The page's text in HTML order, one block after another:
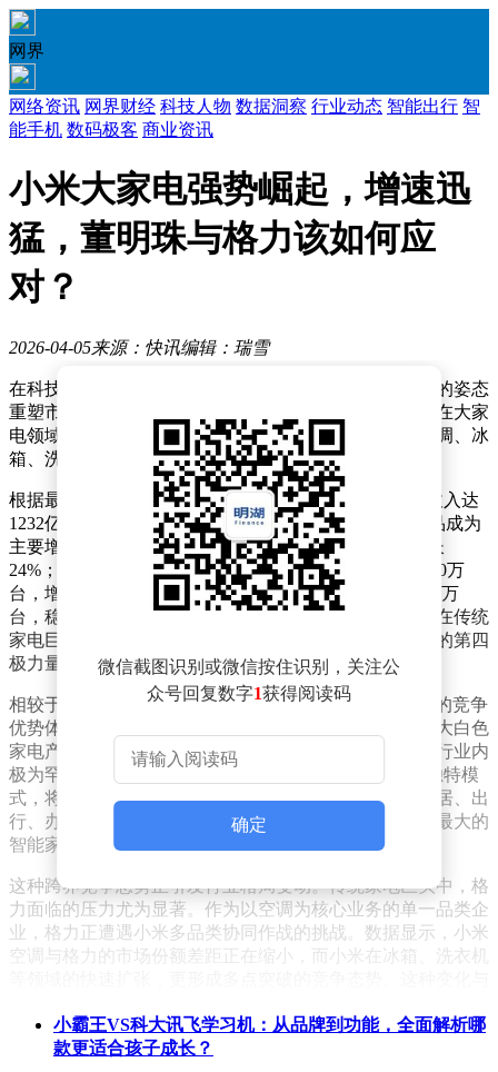
网界
网络资讯 网界财经 科技人物 数据洞察 行业动态 智能出行 智
能手机 数码极客 商业资讯
小米大家电强势崛起，增速迅
猛，董明珠与格力该如何应
对？
2026-04-05来源：快讯编辑：瑞雪
在科技与家电行业融合发展的浪潮中，小米正以多元化的姿态
重塑市场格局。这家以智能手机起家的科技企业，如今在大家
电领域展现出强劲的竞争力，其业务版图已悄然覆盖空调、冰
箱、洗衣机及智能电视等核心品类。
根据最新财报数据，2025年小米IoT与生活消费品业务收入达
1232亿元，占总营收比重攀升至27.2%。其中大家电产品成为
主要增长引擎，空调全年出货量突破850万台，同比增长
24%；洗衣机销量达230万台，增幅18%；冰箱出货量280万
台，增长4%。智能电视表现尤为突出，全球出货量近千万
台，稳居国内市场前三、全球第五。这一成绩单显示，在传统
家电巨头美的、格力、海尔之外，小米已形成不可忽视的第四
极力量。
相较于TCL、海信等在电视领域更具优势的品牌，小米的竞争
优势体现在全品类协同发展。其空调、冰箱、洗衣机三大白色
家电产品线均保持两位数增长，这种均衡发展的态势在行业内
极为罕见。更值得关注的是，小米通过"硬件+生态"的独特模
式，将所有家电产品接入米家智能平台，构建起覆盖家居、出
行、办公的全场景生态体系。目前米家已成为国内规模最大的
智能家居开放平台，用户粘性与生态壁垒持续增强。
这种跨界竞争态势正引发行业格局变动。传统家电巨头中，格
力面临的压力尤为显著。作为以空调为核心业务的单一品类企
业，格力正遭遇小米多品类协同作战的挑战。数据显示，小米
空调与格力的市场份额差距正在缩小，而小米在冰箱、洗衣机
长董明珠曾断言"小米模式不可能超越格力"，如今市场格局的
演变无疑为这场商业辩论增添了新注脚。
微信截图识别或微信按住识别，关注公
众号回复数字1获得阅读码
确定
小霸王VS科大讯飞学习机：从品牌到功能，全面解析哪
款更适合孩子成长？